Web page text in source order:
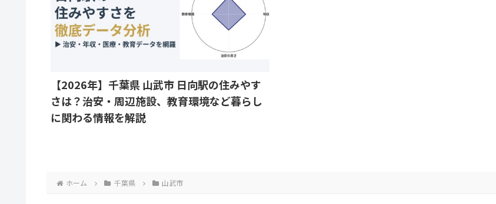
【2026年】千葉県 山武市 日向駅の住みやす
さは？治安・周辺施設、教育環境など暮らし
に関わる情報を解説
ホーム 千葉県 山武市